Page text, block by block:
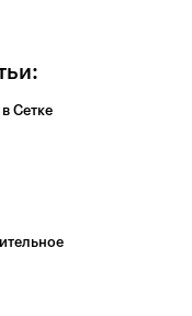
Сетке